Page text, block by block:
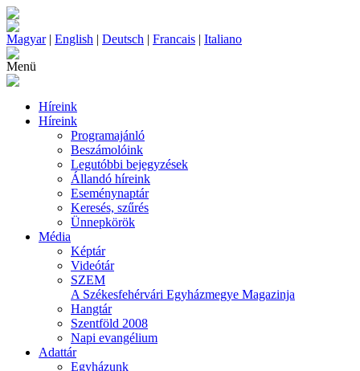
Magyar| English | Deutsch | Francais | Italiano
Menü
Híreink
Híreink
Programajánló
Beszámolóink
Legutóbbi bejegyzések
Állandó híreink
Eseménynaptár
Keresés, szűrés
Ünnepkörök
Média
Képtár
Videótár
SZEM
A Székesfehérvári Egyházmegye Magazinja
Hangtár
Szentföld 2008
Napi evangélium
Adattár
Egyházunk